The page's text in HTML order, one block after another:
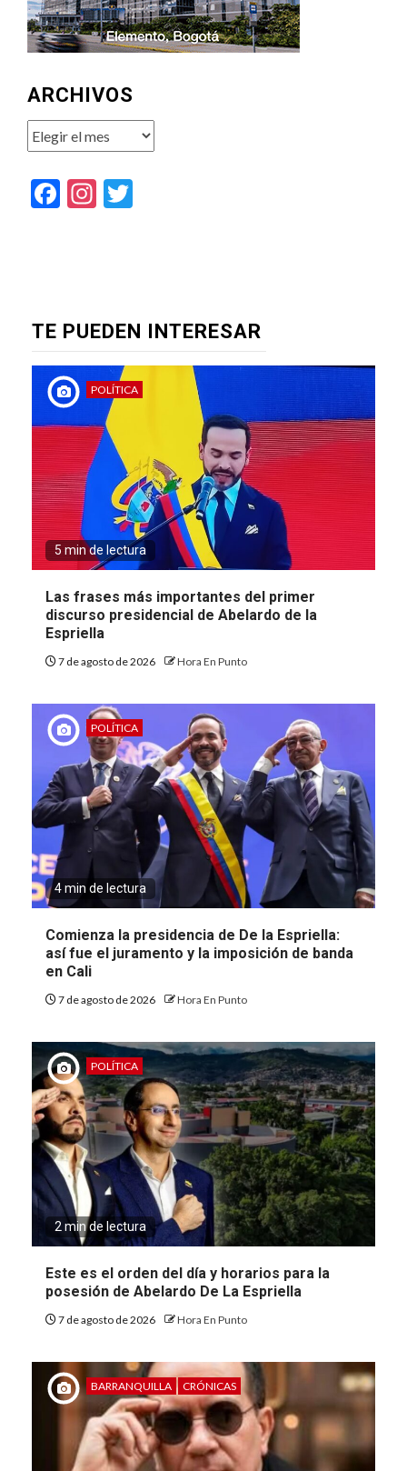
ARCHIVOS
Archivos
Facebook
Instagram
TE PUEDEN INTERESAR
POLÍTICA
5 min de lectura
Las frases más importantes del primer
discurso presidencial de Abelardo de la
Espriella
7 de agosto de 2026 Hora En Punto
POLÍTICA
4 min de lectura
Comienza la presidencia de De la Espriella:
así fue el juramento y la imposición de banda
en Cali
7 de agosto de 2026 Hora En Punto
POLÍTICA
2 min de lectura
Este es el orden del día y horarios para la
posesión de Abelardo De La Espriella
7 de agosto de 2026 Hora En Punto
BARRANQUILLA CRÓNICAS